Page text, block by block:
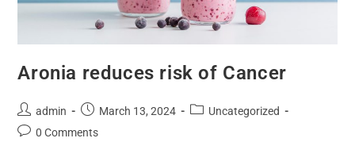
Aronia reduces risk of Cancer
admin March 13, 2024
Uncategorized
0 Comments